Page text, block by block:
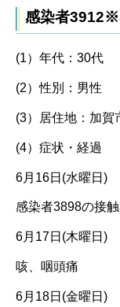
感染者3912※
(1）年代：30代
(2）性別：男性
(3）居住地：加賀
(4）症状・経過
6月16日(水曜日)
感染者3898の接
6月17日(木曜日)
咳、咽頭痛
6月18日(金曜日)